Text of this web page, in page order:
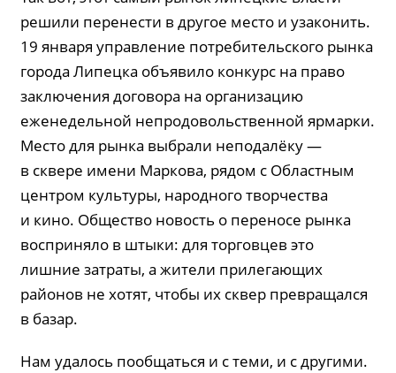
решили перенести в другое место и узаконить.
19 января управление потребительского рынка
города Липецка объявило конкурс на право
заключения договора на организацию
еженедельной непродовольственной ярмарки.
Место для рынка выбрали неподалёку —
в сквере имени Маркова, рядом с Областным
центром культуры, народного творчества
и кино. Общество новость о переносе рынка
восприняло в штыки: для торговцев это
лишние затраты, а жители прилегающих
районов не хотят, чтобы их сквер превращался
в базар.
Нам удалось пообщаться и с теми, и с другими.